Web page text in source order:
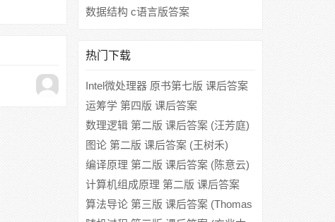
数据结构 c语言版答案
热门下载
Intel微处理器 原书第七版 课后答案
(Barry B.Brey 金惠华)
运筹学 第四版 课后答案
数理逻辑 第二版 课后答案 (汪芳庭)
图论 第二版 课后答案 (王树禾)
编译原理 第二版 课后答案 (陈意云)
计算机组成原理 第二版 课后答案
(唐朔飞)
算法导论 第三版 课后答案 (Thomas